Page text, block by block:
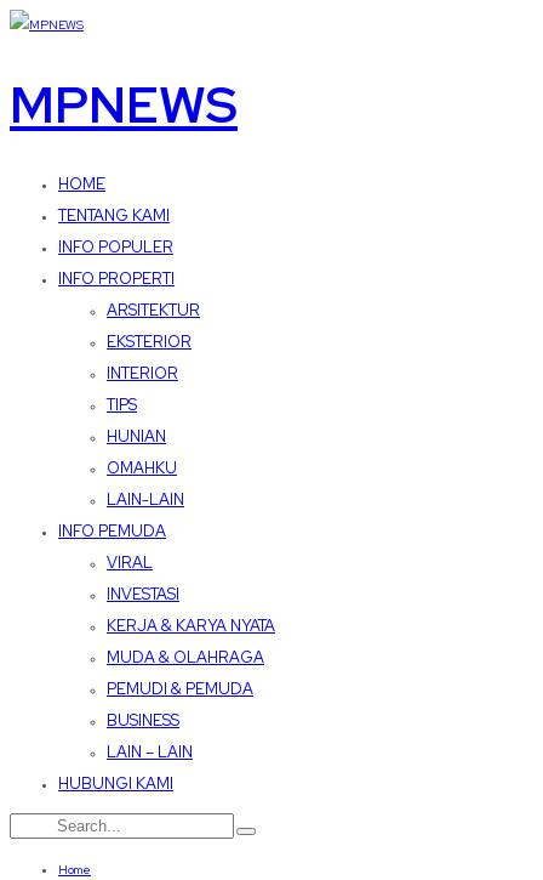
MPNEWS
HOME
TENTANG KAMI
INFO POPULER
INFO PROPERTI
ARSITEKTUR
EKSTERIOR
INTERIOR
TIPS
HUNIAN
OMAHKU
LAIN-LAIN
INFO PEMUDA
VIRAL
INVESTASI
KERJA & KARYA NYATA
MUDA & OLAHRAGA
PEMUDI & PEMUDA
BUSINESS
LAIN – LAIN
HUBUNGI KAMI
Home